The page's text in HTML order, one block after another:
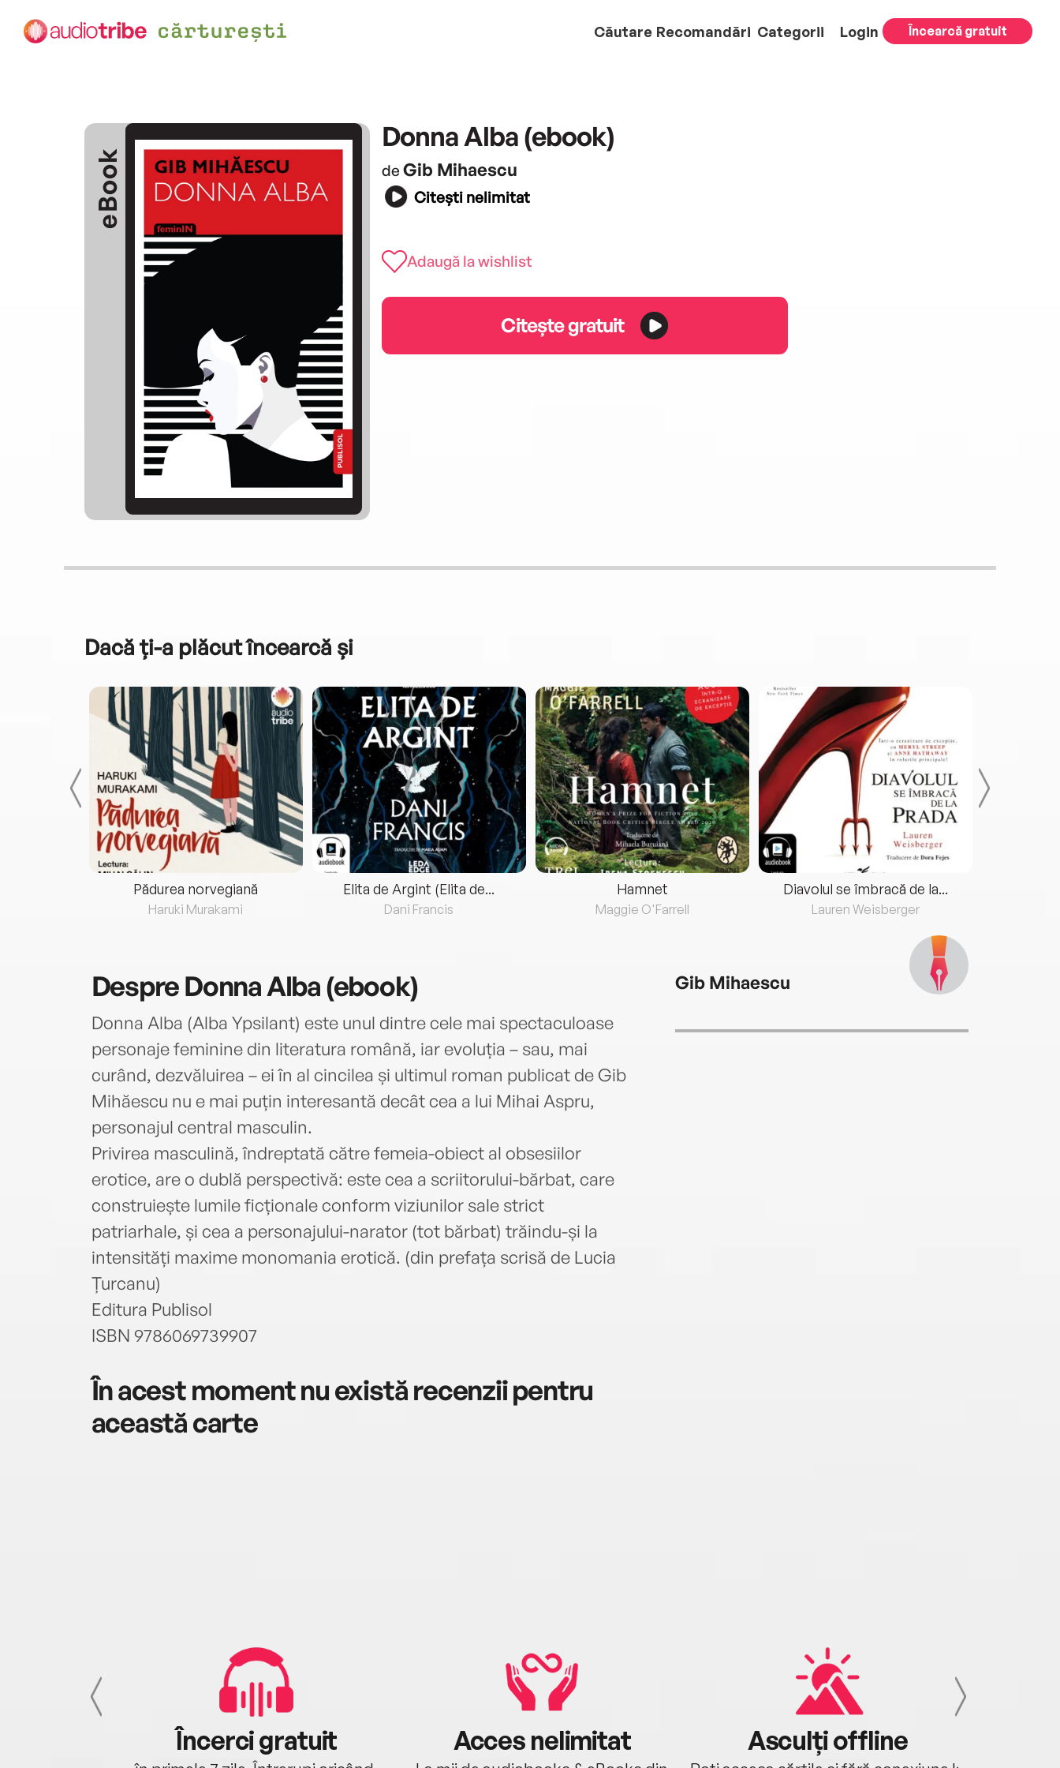
Căutare Recomandări Categorii Login Încearcă gratuit
eBook
Donna Alba (ebook)
de Gib Mihaescu
Citești nelimitat
Adaugă la wishlist
Citește gratuit
Dacă ți-a plăcut încearcă și
Pădurea norvegiană
Haruki Murakami
Elita de Argint (Elita de...
Dani Francis
Hamnet
Maggie O'Farrell
Diavolul se îmbracă de la...
Lauren Weisberger
DespreDonna Alba (ebook)
Donna Alba (Alba Ypsilant) este unul dintre cele mai spectaculoase
personaje feminine din literatura română, iar evoluția – sau, mai
curând, dezvăluirea – ei în al cincilea și ultimul roman publicat de Gib
Mihăescu nu e mai puțin interesantă decât cea a lui Mihai Aspru,
personajul central masculin.
Privirea masculină, îndreptată către femeia-obiect al obsesiilor
erotice, are o dublă perspectivă: este cea a scriitorului-bărbat, care
construiește lumile ficționale conform viziunilor sale strict
patriarhale, și cea a personajului-narator (tot bărbat) trăindu-și la
intensități maxime monomania erotică. (din prefața scrisă de Lucia
Țurcanu)
Editura Publisol
ISBN 9786069739907
În acest moment nu există recenzii pentru
această carte
Gib Mihaescu
Încerci gratuit Acces nelimitat Asculți offline